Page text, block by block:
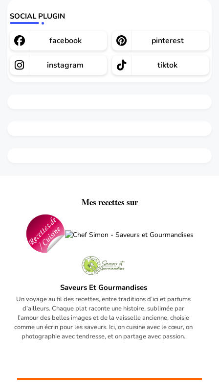
SOCIAL PLUGIN
facebook pinterest
instagram tiktok
Mes recettes sur
Saveurs Et Gourmandises
Un voyage au fil des recettes, entre traditions d’ici et parfums
d’ailleurs. Chaque plat raconte une histoire, sublimée par
l’amour des belles images et de la vaisselle ancienne, choisie
comme un écrin pour les saveurs. Ici, on cuisine avec le cœur, on
photographie avec tendresse, et on partage avec passion.